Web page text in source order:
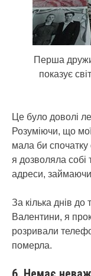
Перша
показує
Це було доволі
Розуміючи, що
мала би спочатку
я дозволяла собі
адреси,
За кілька днів до
Валентини, я
розривали
померла.